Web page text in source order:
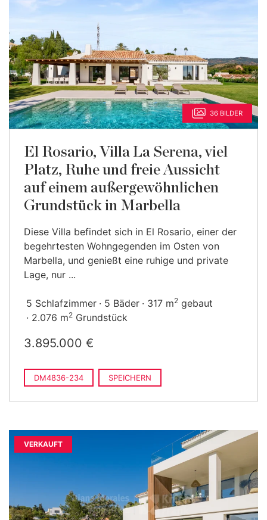
36 BILDER
El Rosario, Villa La Serena, viel
Platz, Ruhe und freie Aussicht
auf einem außergewöhnlichen
Grundstück in Marbella
Diese Villa befindet sich in El Rosario, einer der
begehrtesten Wohngegenden im Osten von
Marbella, und genießt eine ruhige und private
Lage, nur ...
5 Schlafzimmer 5 Bäder 317 m2 gebaut
2.076 m2 Grundstück
3.895.000 €
DM4836-234 SPEICHERN
VERKAUFT